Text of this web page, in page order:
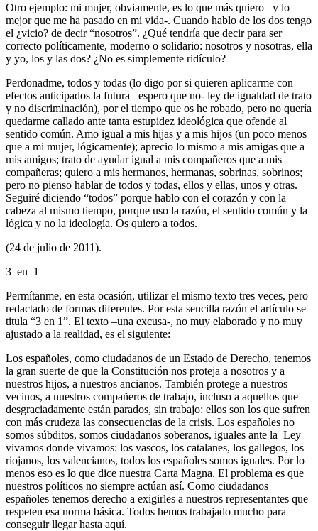
Otro ejemplo: mi mujer, obviamente, es lo que más quiero –y lo
mejor que me ha pasado en mi vida-. Cuando hablo de los dos tengo
el ¿vicio? de decir “nosotros”. ¿Qué tendría que decir para ser
correcto políticamente, moderno o solidario: nosotros y nosotras, ella
y yo, los y las dos? ¿No es simplemente ridículo?
Perdonadme, todos y todas (lo digo por si quieren aplicarme con
efectos anticipados la futura –espero que no- ley de igualdad de trato
y no discriminación), por el tiempo que os he robado, pero no quería
quedarme callado ante tanta estupidez ideológica que ofende al
sentido común. Amo igual a mis hijas y a mis hijos (un poco menos
que a mi mujer, lógicamente); aprecio lo mismo a mis amigas que a
mis amigos; trato de ayudar igual a mis compañeros que a mis
compañeras; quiero a mis hermanos, hermanas, sobrinas, sobrinos;
pero no pienso hablar de todos y todas, ellos y ellas, unos y otras.
Seguiré diciendo “todos” porque hablo con el corazón y con la
cabeza al mismo tiempo, porque uso la razón, el sentido común y la
lógica y no la ideología. Os quiero a todos.
(24 de julio de 2011).
3 en 1
Permítanme, en esta ocasión, utilizar el mismo texto tres veces, pero
redactado de formas diferentes. Por esta sencilla razón el artículo se
titula “3 en 1”. El texto –una excusa-, no muy elaborado y no muy
ajustado a la realidad, es el siguiente:
Los españoles, como ciudadanos de un Estado de Derecho, tenemos
la gran suerte de que la Constitución nos proteja a nosotros y a
nuestros hijos, a nuestros ancianos. También protege a nuestros
vecinos, a nuestros compañeros de trabajo, incluso a aquellos que
desgraciadamente están parados, sin trabajo: ellos son los que sufren
con más crudeza las consecuencias de la crisis. Los españoles no
somos súbditos, somos ciudadanos soberanos, iguales ante la Ley
vivamos donde vivamos: los vascos, los catalanes, los gallegos, los
riojanos, los valencianos, todos los españoles somos iguales. Por lo
menos eso es lo que dice nuestra Carta Magna. El problema es que
nuestros políticos no siempre actúan así. Como ciudadanos
españoles tenemos derecho a exigirles a nuestros representantes que
respeten esa norma básica. Todos hemos trabajado mucho para
conseguir llegar hasta aquí.